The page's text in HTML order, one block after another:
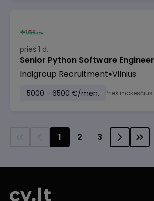
prieš 1 d.
Senior Python Software Engineer
Indigroup Recruitment Vilnius
5000 - 6500 €/mėn. Prieš mokesčius
1 2 3